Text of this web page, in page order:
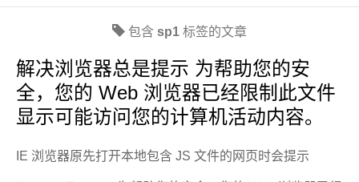
包含 sp1 标签的文章
解决浏览器总是提示 为帮助您的安
全，您的 Web 浏览器已经限制此文件
显示可能访问您的计算机活动内容。
IE 浏览器原先打开本地包含 JS 文件的网页时会提示